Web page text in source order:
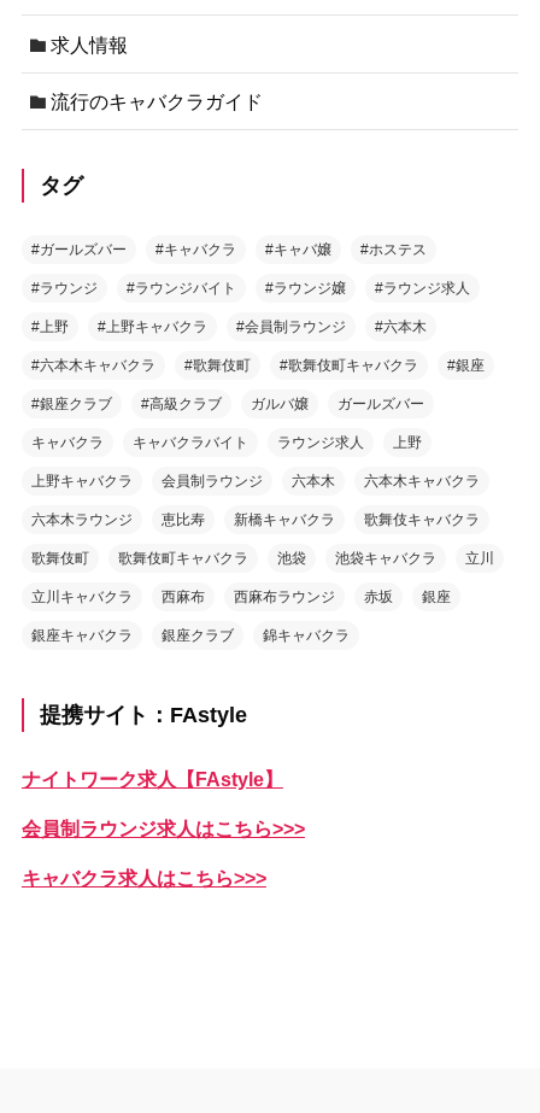
求人情報
流行のキャバクラガイド
タグ
#ガールズバー #キャバクラ #キャバ嬢 #ホステス
#ラウンジ #ラウンジバイト #ラウンジ嬢 #ラウンジ求人
#上野 #上野キャバクラ #会員制ラウンジ #六本木
#六本木キャバクラ #歌舞伎町 #歌舞伎町キャバクラ #銀座
#銀座クラブ #高級クラブ ガルバ嬢 ガールズバー
キャバクラ キャバクラバイト ラウンジ求人 上野
上野キャバクラ 会員制ラウンジ 六本木 六本木キャバクラ
六本木ラウンジ 恵比寿 新橋キャバクラ 歌舞伎キャバクラ
歌舞伎町 歌舞伎町キャバクラ 池袋 池袋キャバクラ 立川
立川キャバクラ 西麻布 西麻布ラウンジ 赤坂 銀座
銀座キャバクラ 銀座クラブ 錦キャバクラ
提携サイト：FAstyle
ナイトワーク求人【FAstyle】
会員制ラウンジ求人はこちら>>>
キャバクラ求人はこちら>>>